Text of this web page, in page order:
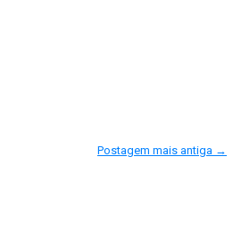
Postagem mais antiga →